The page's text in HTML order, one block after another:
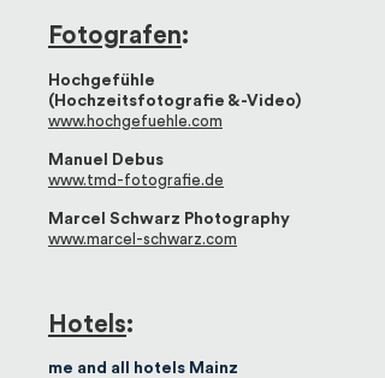
Fotografen:
Hochgefühle
(Hochzeitsfotografie & -Video)
www.hochgefuehle.com
Manuel Debus
www.tmd-fotografie.de
Marcel Schwarz Photography
www.marcel-schwarz.com
Hotels:
me and all hotels Mainz